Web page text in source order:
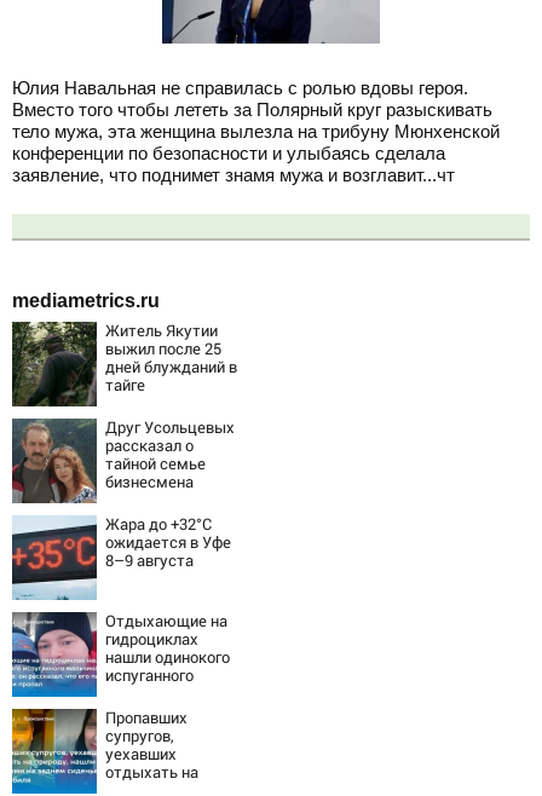
Юлия Навальная не справилась с ролью вдовы героя.
Вместо того чтобы лететь за Полярный круг разыскивать
тело мужа, эта женщина вылезла на трибуну Мюнхенской
конференции по безопасности и улыбаясь сделала
заявление, что поднимет знамя мужа и возглавит...чт
mediametrics.ru
Житель Якутии
выжил после 25
дней блужданий в
тайге
Друг Усольцевых
рассказал о
тайной семье
бизнесмена
Жара до +32°C
ожидается в Уфе
8–9 августа
Отдыхающие на
гидроциклах
нашли одинокого
испуганного
лодке: он
рассказал, что
его папа нырнул и
пропал
Пропавших
супругов,
уехавших
отдыхать на